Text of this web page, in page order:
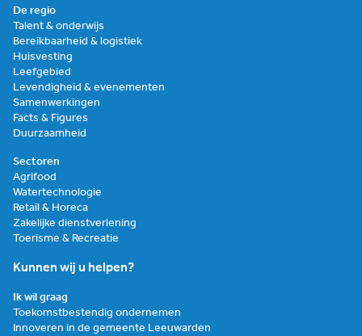
De regio
Talent & onderwijs
Bereikbaarheid & logistiek
Huisvesting
Leefgebied
Levendigheid & evenementen
Samenwerkingen
Facts & Figures
Duurzaamheid
Sectoren
Agrifood
Watertechnologie
Retail & Horeca
Zakelijke dienstverlening
Toerisme & Recreatie
Kunnen wij u helpen?
Ik wil graag
Toekomstbestendig ondernemen
Innoveren in de gemeente Leeuwarden